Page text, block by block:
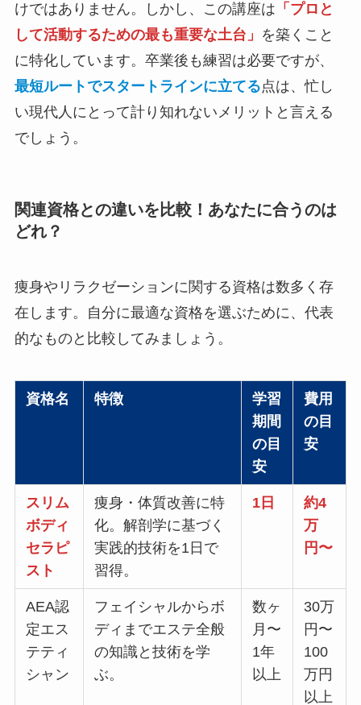
けではありません。しかし、この講座は 「プロと
して活動するための最も重要な土台」 を築くこと
に特化しています。卒業後も練習は必要ですが、
最短ルートでスタートラインに立てる点は、忙し
い現代人にとって計り知れないメリットと言える
でしょう。
関連資格との違いを比較！あなたに合うのは
どれ？
痩身やリラクゼーションに関する資格は数多く存
在します。自分に最適な資格を選ぶために、代表
的なものと比較してみましょう。
資格名 特徴
学習
期間
の目
安
費用
の目
安
スリム
ボディ
セラピ
スト
痩身・体質改善に特
化。解剖学に基づく
実践的技術を1日で
習得。
1日
約4
万
円〜
AEA認
定エス
テティ
シャン
フェイシャルからボ
ディまでエステ全般
の知識と技術を学
ぶ。
数ヶ
月〜
1年
以上
30万
円〜
100
万円
以上